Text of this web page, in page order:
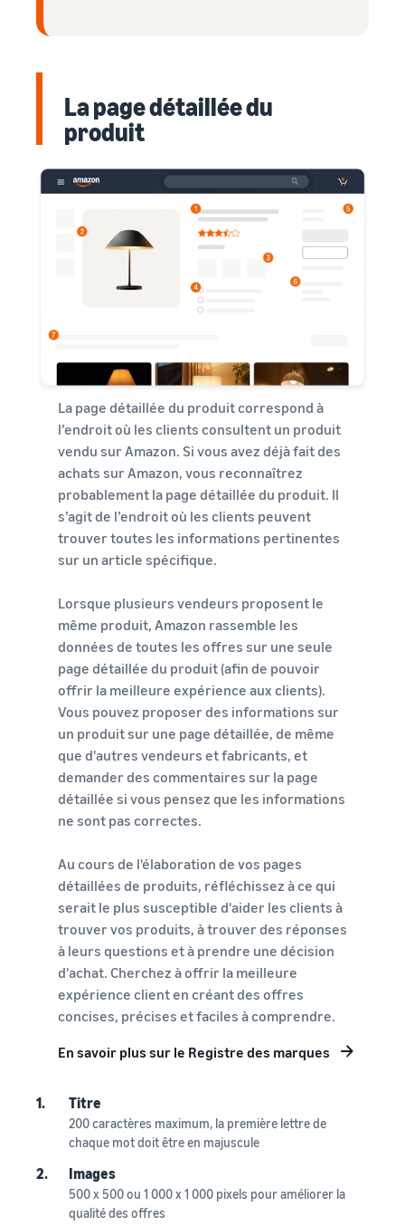
La page détaillée du
produit
La page détaillée du produit correspond à
l’endroit où les clients consultent un produit
vendu sur Amazon. Si vous avez déjà fait des
achats sur Amazon, vous reconnaîtrez
probablement la page détaillée du produit. Il
s’agit de l’endroit où les clients peuvent
trouver toutes les informations pertinentes
sur un article spécifique.
Lorsque plusieurs vendeurs proposent le
même produit, Amazon rassemble les
données de toutes les offres sur une seule
page détaillée du produit (afin de pouvoir
offrir la meilleure expérience aux clients).
Vous pouvez proposer des informations sur
un produit sur une page détaillée, de même
que d'autres vendeurs et fabricants, et
demander des commentaires sur la page
détaillée si vous pensez que les informations
ne sont pas correctes.
Au cours de l'élaboration de vos pages
détaillées de produits, réfléchissez à ce qui
serait le plus susceptible d'aider les clients à
trouver vos produits, à trouver des réponses
à leurs questions et à prendre une décision
d'achat. Cherchez à offrir la meilleure
expérience client en créant des offres
concises, précises et faciles à comprendre.
En savoir plus sur le Registre des marques
1. Titre
200 caractères maximum, la première lettre de
chaque mot doit être en majuscule
2. Images
500 x 500 ou 1 000 x 1 000 pixels pour améliorer la
qualité des offres